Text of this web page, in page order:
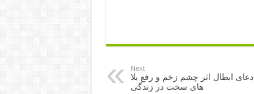
Next
دعای ابطال اثر چشم زخم و رفع بلا
های سخت در زندگی